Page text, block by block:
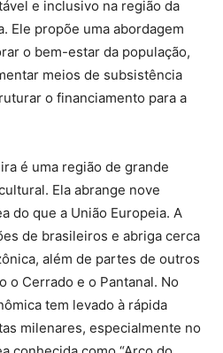
e inclusivo na região da
Ele propõe uma abordagem
o bem-estar da população,
meios de subsistência
o financiamento para a
é uma região de grande
Ela abrange nove
do que a União Europeia. A
de brasileiros e abriga cerca
além de partes de outros
o Cerrado e o Pantanal. No
tem levado à rápida
milenares, especialmente no